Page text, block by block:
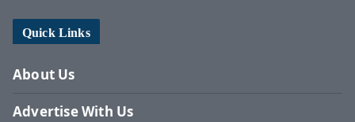
Quick Links
About Us
Advertise With Us